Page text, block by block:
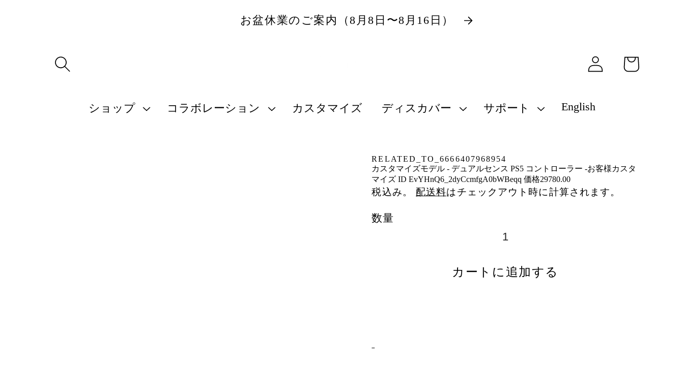
お盆休業のご案内（8月8日〜8月16日）
ショップ コラボレーション カスタマイズ ディスカバー サポート English
グ
イ
ー
RELATED_TO_6666407968954
カスタマイズモデル - デュアルセンス PS5 コントローラー -お客様カスタ
マイズ ID EvYHnQ6_2dyCcmfgA0bWBeqq 価格29780.00
税込み。 配送料はチェックアウト時に計算されます。
数量
カートに追加する